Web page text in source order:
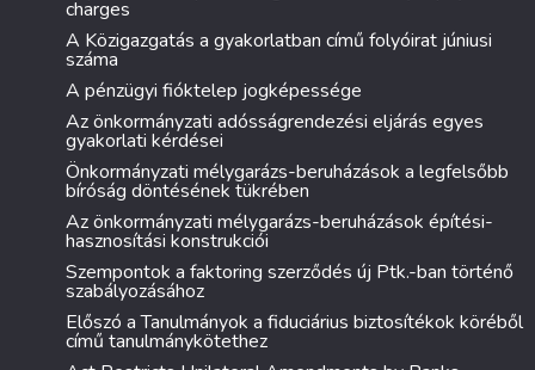
charges
A Közigazgatás a gyakorlatban című folyóirat júniusi
száma
A pénzügyi fióktelep jogképessége
Az önkormányzati adósságrendezési eljárás egyes
gyakorlati kérdései
Önkormányzati mélygarázs-beruházások a legfelsőbb
bíróság döntésének tükrében
Az önkormányzati mélygarázs-beruházások építési-
hasznosítási konstrukciói
Szempontok a faktoring szerződés új Ptk.-ban történő
szabályozásához
Előszó a Tanulmányok a fiduciárius biztosítékok köréből
című tanulmánykötethez